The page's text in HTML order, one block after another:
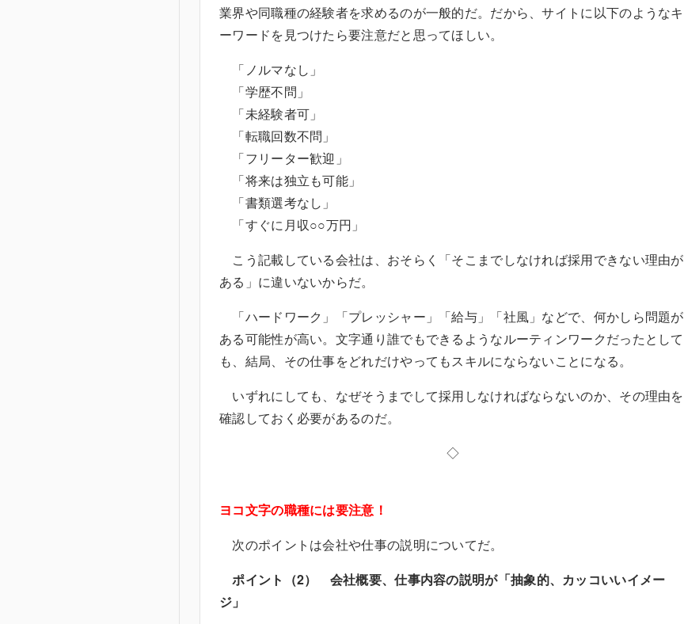
業界や同職種の経験者を求めるのが一般的だ。だから、サイトに以下のようなキ
ーワードを見つけたら要注意だと思ってほしい。
「ノルマなし」
「学歴不問」
「未経験者可」
「転職回数不問」
「フリーター歓迎」
「将来は独立も可能」
「書類選考なし」
「すぐに月収○○万円」
こう記載している会社は、おそらく「そこまでしなければ採用できない理由が
ある」に違いないからだ。
「ハードワーク」「プレッシャー」「給与」「社風」などで、何かしら問題が
ある可能性が高い。文字通り誰でもできるようなルーティンワークだったとして
も、結局、その仕事をどれだけやってもスキルにならないことになる。
いずれにしても、なぜそうまでして採用しなければならないのか、その理由を
確認しておく必要があるのだ。
◇
ヨコ文字の職種には要注意！
次のポイントは会社や仕事の説明についてだ。
ポイント（2） 会社概要、仕事内容の説明が「抽象的、カッコいいイメー
ジ」